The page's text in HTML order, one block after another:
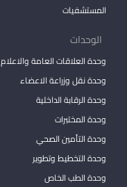
المستشفيات
الوحدات
وحدة العلاقات العامة والاعلام
وحدة نقل وزراعة الاعضاء
وحدة الرقابة الداخلية
وحدة المختبرات
وحدة التأمين الصحي
وحدة التخطيط وتطوير
وحدة الطب الخاص